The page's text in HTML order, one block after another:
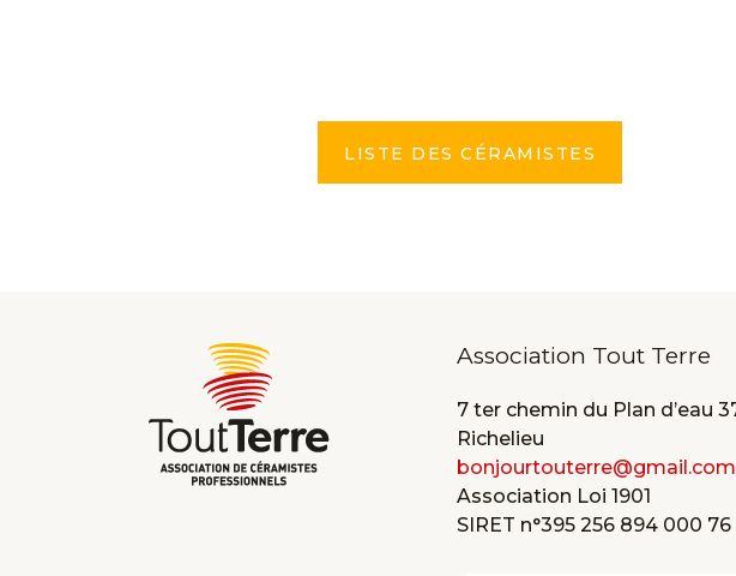
LISTE DES CÉRAMISTES
Association Tout Terre
7 ter chemin du Plan d’eau
Richelieu
bonjourtouterre@gmail.com
Association Loi 1901
SIRET n°395 256 894 000 76